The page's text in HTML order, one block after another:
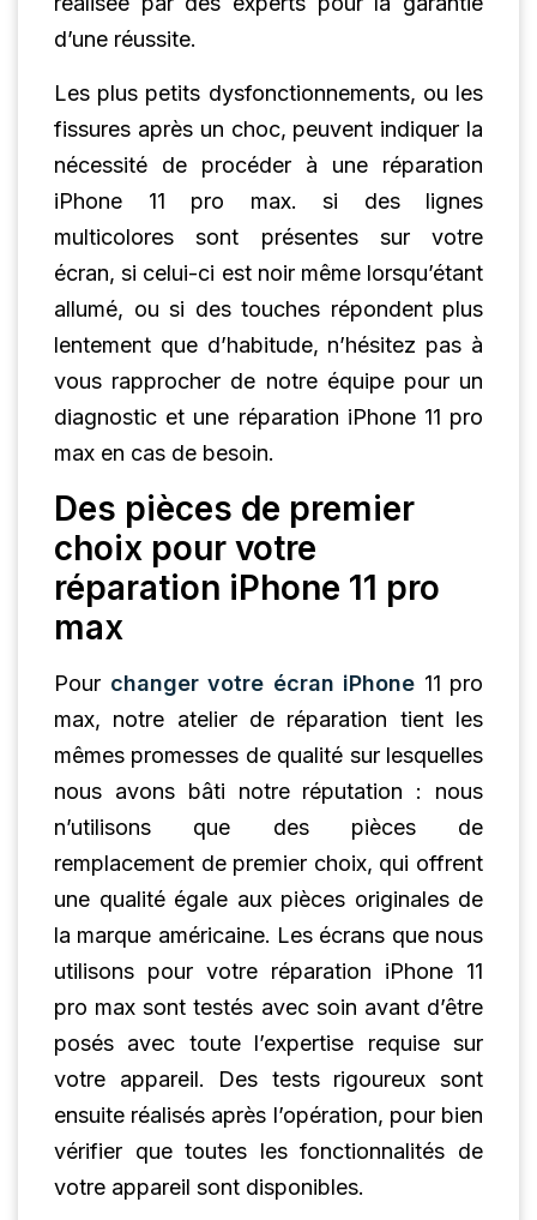
d’une réussite.
Les plus petits dysfonctionnements, ou les
fissures après un choc, peuvent indiquer la
nécessité de procéder à une réparation
iPhone 11 pro max. si des lignes
multicolores sont présentes sur votre
écran, si celui-ci est noir même lorsqu’étant
allumé, ou si des touches répondent plus
lentement que d’habitude, n’hésitez pas à
vous rapprocher de notre équipe pour un
diagnostic et une réparation iPhone 11 pro
max en cas de besoin.
Des pièces de premier
choix pour votre
réparation iPhone 11 pro
max
Pour changer votre écran iPhone 11 pro
max, notre atelier de réparation tient les
mêmes promesses de qualité sur lesquelles
nous avons bâti notre réputation : nous
n’utilisons que des pièces de
remplacement de premier choix, qui offrent
une qualité égale aux pièces originales de
la marque américaine. Les écrans que nous
utilisons pour votre réparation iPhone 11
pro max sont testés avec soin avant d’être
posés avec toute l’expertise requise sur
votre appareil. Des tests rigoureux sont
ensuite réalisés après l’opération, pour bien
vérifier que toutes les fonctionnalités de
votre appareil sont disponibles.